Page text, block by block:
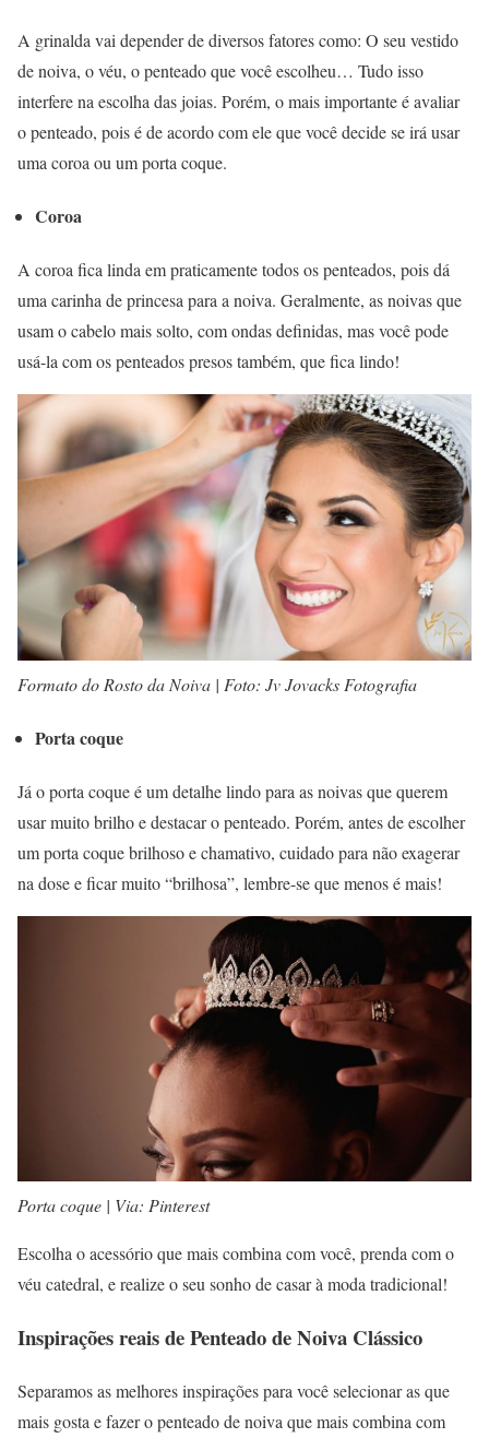
A grinalda vai depender de diversos fatores como: O seu vestido
de noiva, o véu, o penteado que você escolheu… Tudo isso
interfere na escolha das joias. Porém, o mais importante é avaliar
o penteado, pois é de acordo com ele que você decide se irá usar
uma coroa ou um porta coque.
Coroa
A coroa fica linda em praticamente todos os penteados, pois dá
uma carinha de princesa para a noiva. Geralmente, as noivas que
usam o cabelo mais solto, com ondas definidas, mas você pode
usá-la com os penteados presos também, que fica lindo!
Formato do Rosto da Noiva | Foto: Jv Jovacks Fotografia
Porta coque
Já o porta coque é um detalhe lindo para as noivas que querem
usar muito brilho e destacar o penteado. Porém, antes de escolher
um porta coque brilhoso e chamativo, cuidado para não exagerar
na dose e ficar muito “brilhosa”, lembre-se que menos é mais!
Porta coque | Via: Pinterest
Escolha o acessório que mais combina com você, prenda com o
véu catedral, e realize o seu sonho de casar à moda tradicional!
Inspirações reais de Penteado de Noiva Clássico
Separamos as melhores inspirações para você selecionar as que
mais gosta e fazer o penteado de noiva que mais combina com